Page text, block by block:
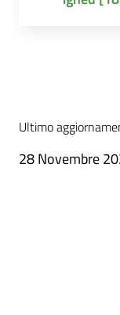
Ultimo
28 Novembre